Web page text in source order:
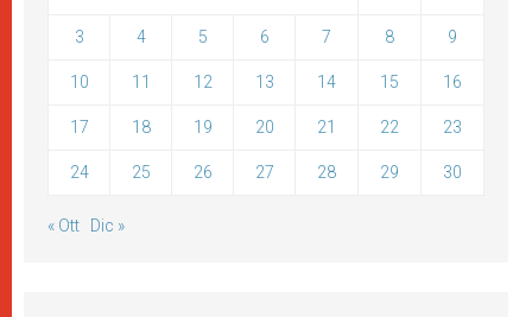
3 4 5 6 7 8 9
10 11 12 13 14 15 16
17 18 19 20 21 22 23
24 25 26 27 28 29 30
« Ott Dic »